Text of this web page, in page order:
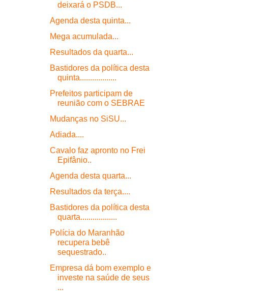
deixará o PSDB...
Agenda desta quinta...
Mega acumulada...
Resultados da quarta...
Bastidores da política desta
quinta..................
Prefeitos participam de
reunião com o SEBRAE
Mudanças no SiSU...
Adiada....
Cavalo faz apronto no Frei
Epifânio..
Agenda desta quarta...
Resultados da terça....
Bastidores da política desta
quarta..................
Polícia do Maranhão
recupera bebê
sequestrado..
Empresa dá bom exemplo e
investe na saúde de seus
...